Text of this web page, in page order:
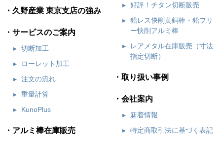
久野産業 東京支店の強み
サービスのご案内
切断加工
ローレット加工
注文の流れ
重量計算
KunoPlus
アルミ棒在庫販売
好評！チタン切断販売
鉛レス快削黄銅棒・鉛フリ
ー快削アルミ棒
レアメタル在庫販売（寸法
指定切断）
取り扱い事例
会社案内
新着情報
特定商取引法に基づく表記